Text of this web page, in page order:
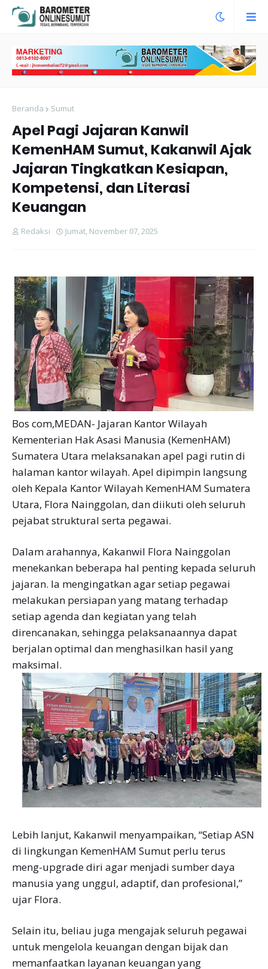
Beranda Sumut
Apel Pagi Jajaran Kanwil
KemenHAM Sumut, Kakanwil Ajak
Jajaran Tingkatkan Kesiapan,
Kompetensi, dan Literasi
Keuangan
Redaksi Jumat, November 07, 2025
Bos com,MEDAN- Jajaran Kantor Wilayah
Kementerian Hak Asasi Manusia (KemenHAM)
Sumatera Utara melaksanakan apel pagi rutin di
halaman kantor wilayah. Apel dipimpin langsung
oleh Kepala Kantor Wilayah KemenHAM Sumatera
Utara, Flora Nainggolan, dan diikuti oleh seluruh
pejabat struktural serta pegawai.
Dalam arahannya, Kakanwil Flora Nainggolan
menekankan beberapa hal penting kepada seluruh
jajaran. Ia mengingatkan agar setiap pegawai
melakukan persiapan yang matang terhadap
setiap agenda dan kegiatan yang telah
direncanakan, sehingga pelaksanaannya dapat
berjalan optimal dan menghasilkan hasil yang
maksimal.
Lebih lanjut, Kakanwil menyampaikan, “Setiap ASN
di lingkungan KemenHAM Sumut perlu terus
meng-upgrade diri agar menjadi sumber daya
manusia yang unggul, adaptif, dan profesional,”
ujar Flora.
Selain itu, beliau juga mengajak seluruh pegawai
untuk mengelola keuangan dengan bijak dan
memanfaatkan layanan keuangan yang